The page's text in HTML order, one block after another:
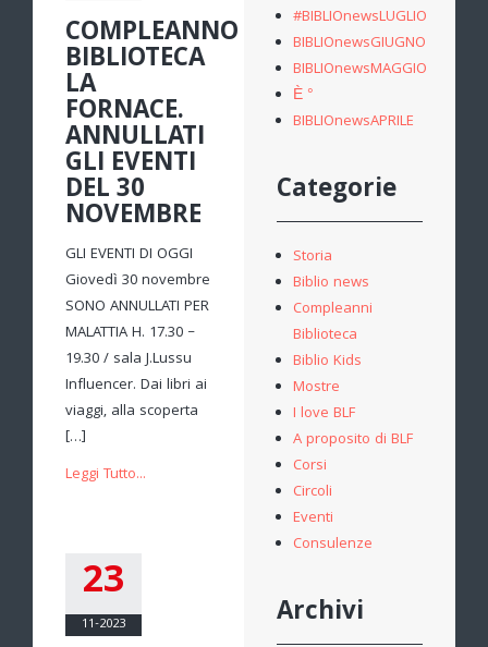
COMPLEANNO
BIBLIOTECA
LA
FORNACE.
ANNULLATI
GLI EVENTI
DEL 30
NOVEMBRE
GLI EVENTI DI OGGI
Giovedì 30 novembre
SONO ANNULLATI PER
MALATTIA H. 17.30 –
19.30 / sala J.Lussu
Influencer. Dai libri ai
viaggi, alla scoperta
[…]
Leggi Tutto...
23
11-2023
#BIBLIOnewsLUGLIO
BIBLIOnewsGIUGNO
BIBLIOnewsMAGGIO
È °
BIBLIOnewsAPRILE
Categorie
Storia
Biblio news
Compleanni
Biblioteca
Biblio Kids
Mostre
I love BLF
A proposito di BLF
Corsi
Circoli
Eventi
Consulenze
Archivi